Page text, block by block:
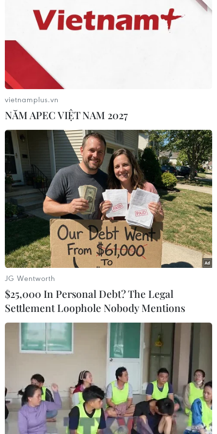
TIN LIÊN QUAN
Những vụ tai nạn máy bay kinh hoàng tại
Nga trong 10 năm qua
06/05/2019 05:59
Trong 10 năm qua, nước Nga đã chứng kiến 17 vụ tai
nạn máy bay thảm khốc với con số thương vong lớn,
trong số những người thiệt mạng có cả người dân, quân
nhân và thậm chí có cả lãnh đạo nước ngoài.
vietnamplus.vn
NĂM APEC VIỆT NAM 2027
JG Wentworth
$25,000 In Personal Debt? The Legal
Settlement Loophole Nobody Mentions